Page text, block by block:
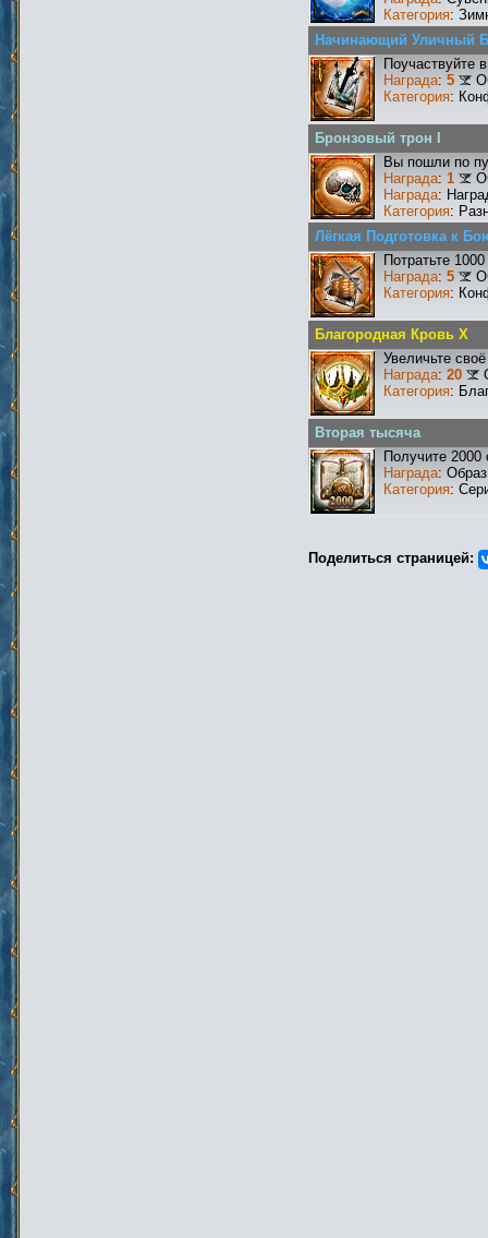
Категория:
Начинающий Уличный
Поучаствуйте
Награда: 5
Категория:
Бронзовый трон I
Вы пошли по
Награда: 1
Награда:
Категория:
Лёгкая Подготовка к
Потратьте
Награда: 5
Категория:
Благородная Кровь X
Увеличьте
Награда: 20
Категория:
Вторая тысяча
Получите 2000
Награда: Образ
Категория:
Поделиться страницей: